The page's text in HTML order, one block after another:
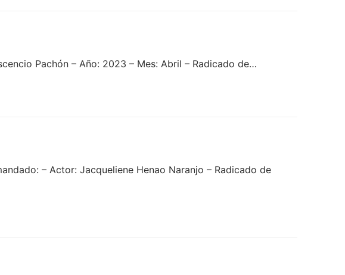
Pachón – Año: 2023 – Mes: Abril – Radicado de…
– Actor: Jacqueliene Henao Naranjo – Radicado de